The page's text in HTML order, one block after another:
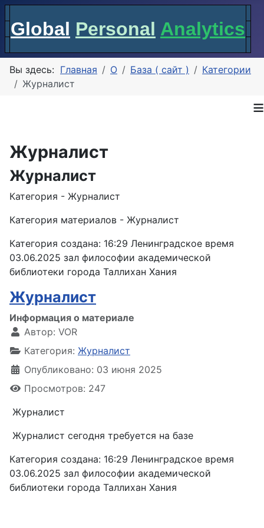
Global Personal Analytics
Вы здесь: Главная О База ( сайт )
Категории
Журналист
≡
Журналист
Журналист
Категория - Журналист
Категория материалов - Журналист
Категория создана: 16:29 Ленинградское время
03.06.2025 зал философии академической
библиотеки города Таллихан Хания
Журналист
Информация о материале
Автор: VOR
Категория: Журналист
Опубликовано: 03 июня 2025
Просмотров: 247
Журналист
Журналист сегодня требуется на базе
Категория создана: 16:29 Ленинградское время
03.06.2025 зал философии академической
библиотеки города Таллихан Хания